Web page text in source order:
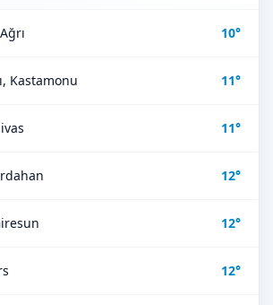
10°
Kastamonu 11°
11°
12°
12°
12°